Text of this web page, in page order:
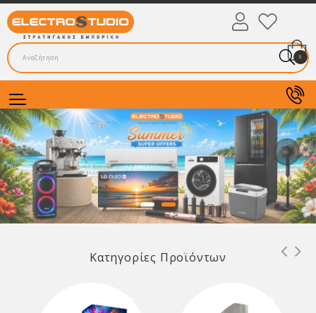
0
Κατηγορίες Προϊόντων